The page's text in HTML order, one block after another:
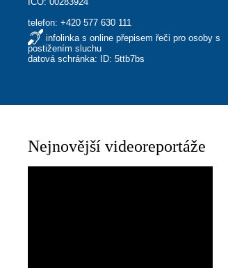
telefon:+420 577 630 111
infolinka s online přepisem řeči pro osoby s
postižením sluchu
datová schránka: ID: 5ttb7bs
Nejnovější videoreportáže